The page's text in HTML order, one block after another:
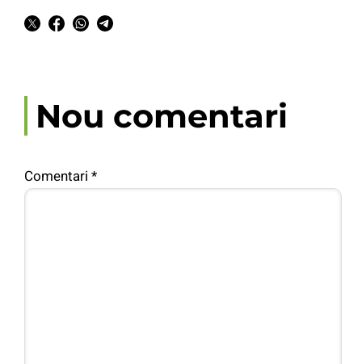
Nou comentari
Comentari *